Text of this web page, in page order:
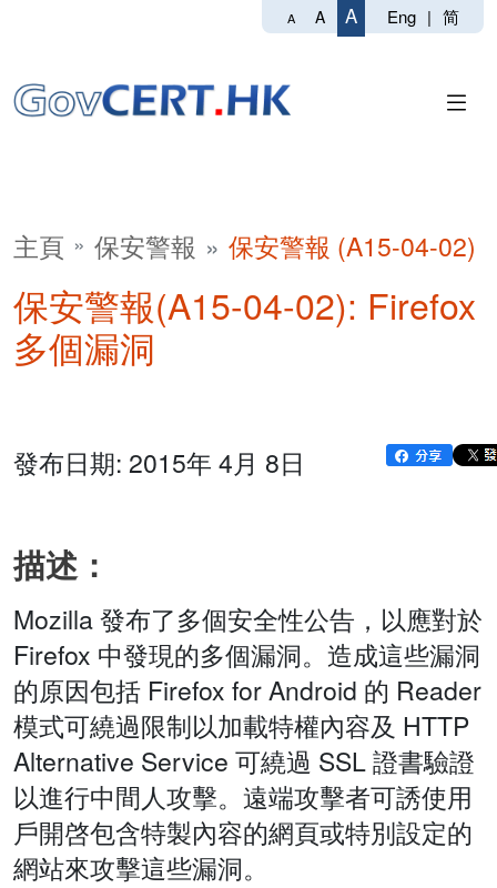
A A A Eng | 简
主頁 保安警報 保安警報 (A15-04-02)
保安警報(A15-04-02): Firefox
多個漏洞
發布日期: 2015年 4月 8日
描述：
Mozilla 發布了多個安全性公告，以應對於
Firefox 中發現的多個漏洞。造成這些漏洞
的原因包括 Firefox for Android 的 Reader
模式可繞過限制以加載特權內容及 HTTP
Alternative Service 可繞過 SSL 證書驗證
以進行中間人攻擊。遠端攻擊者可誘使用
戶開啓包含特製內容的網頁或特別設定的
網站來攻擊這些漏洞。